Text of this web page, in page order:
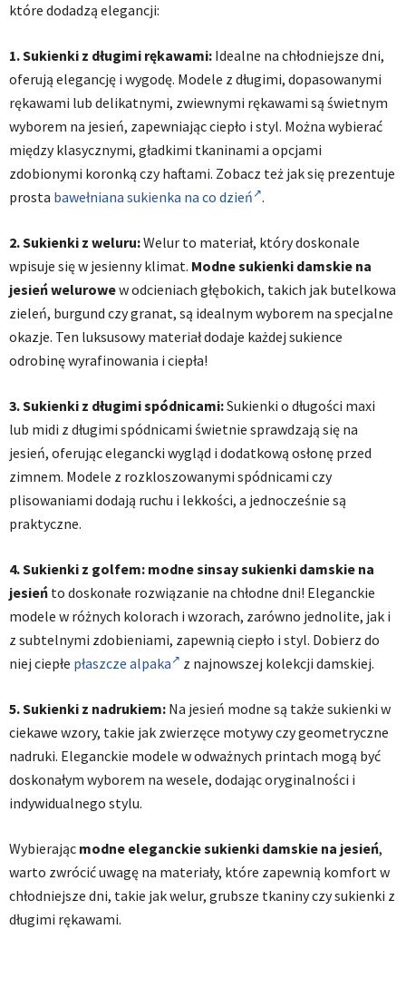
które dodadzą elegancji:
1. Sukienki z długimi rękawami: Idealne na chłodniejsze dni,
oferują elegancję i wygodę. Modele z długimi, dopasowanymi
rękawami lub delikatnymi, zwiewnymi rękawami są świetnym
wyborem na jesień, zapewniając ciepło i styl. Można wybierać
między klasycznymi, gładkimi tkaninami a opcjami
zdobionymi koronką czy haftami. Zobacz też jak się prezentuje
prosta bawełniana sukienka na co dzień .
2. Sukienki z weluru:Welur to materiał, który doskonale
wpisuje się w jesienny klimat. Modne sukienki damskie na
jesieńwelurowew odcieniach głębokich, takich jak butelkowa
zieleń, burgund czy granat, są idealnym wyborem na specjalne
okazje. Ten luksusowy materiał dodaje każdej sukience
odrobinę wyrafinowania i ciepła!
3. Sukienki z długimi spódnicami:Sukienki o długości maxi
lub midi z długimi spódnicami świetnie sprawdzają się na
jesień, oferując elegancki wygląd i dodatkową osłonę przed
zimnem. Modele z rozkloszowanymi spódnicami czy
plisowaniami dodają ruchu i lekkości, a jednocześnie są
praktyczne.
4. Sukienki z golfem: modne sinsay sukienki damskie na
jesień to doskonałe rozwiązanie na chłodne dni! Eleganckie
modele w różnych kolorach i wzorach, zarówno jednolite, jak i
z subtelnymi zdobieniami, zapewnią ciepło i styl. Dobierz do
niej ciepłe płaszcze alpaka z najnowszej kolekcji damskiej.
5. Sukienki z nadrukiem: Na jesień modne są także sukienki w
ciekawe wzory, takie jak zwierzęce motywy czy geometryczne
nadruki. Eleganckie modele w odważnych printach mogą być
doskonałym wyborem na wesele, dodając oryginalności i
indywidualnego stylu.
Wybierając modne eleganckie sukienki damskie na jesień,
warto zwrócić uwagę na materiały, które zapewnią komfort w
chłodniejsze dni, takie jak welur, grubsze tkaniny czy sukienki z
długimi rękawami.